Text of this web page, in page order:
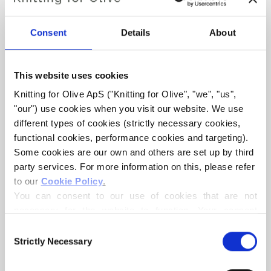
Consent Details About
This website uses cookies
Knitting for Olive ApS ("Knitting for Olive", "we", "us",
"our") use cookies when you visit our website. We use
different types of cookies (strictly necessary cookies,
functional cookies, performance cookies and targeting).
Some cookies are our own and others are set up by third
party services. For more information on this, please refer
to our Cookie Policy.
You can consent to our use of cookies that are not
controller, may process your personal data for the
You may change or withdraw your consent at any time
Selection
Strictly Necessary
€4,20
Möchten Sie Garn kaufen?
ICH MÖCHTE GERNE GARN FÜR DIE ANLEITUNG
Geben Sie
kostenlosen Versand innerhalb der EU!
Bestellungen, die vor 13 Uhr MEZ eingehen, werden